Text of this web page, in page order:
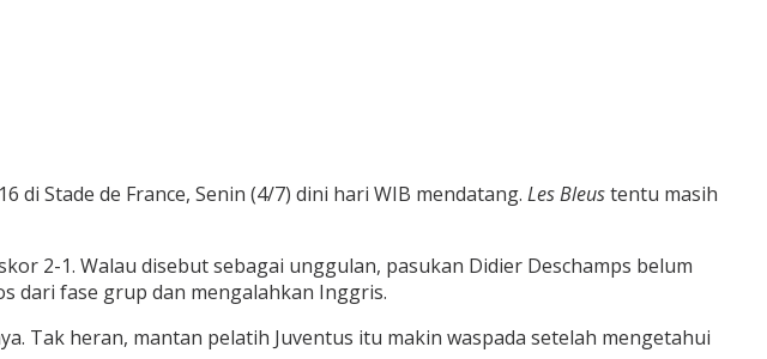
di Stade de France, Senin (4/7) dini hari WIB mendatang. Les Bleustentu masih
2-1. Walau disebut sebagai unggulan, pasukan Didier Deschamps belum
dari fase grup dan mengalahkan Inggris.
Tak heran, mantan pelatih Juventus itu makin waspada setelah mengetahui